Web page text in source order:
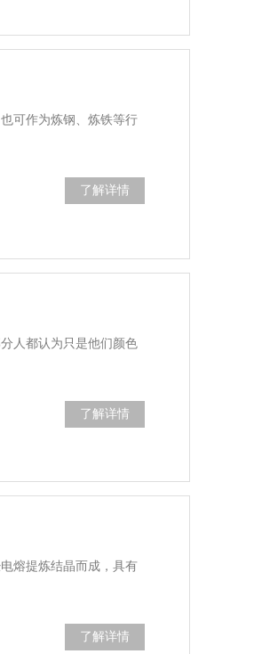
可作为炼钢、炼铁等行
了解详情
人都认为只是他们颜色
了解详情
熔提炼结晶而成，具有
了解详情